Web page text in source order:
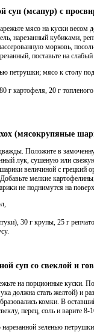
суп (мсапур) с
мясо на куски
нарезанный кубиками,
морковь,
поставьте на
петрушки; мясо к столу
г картофеля, 20 г
(мясокрупяные
дважды. Положите в
лук, сушеную или
величиной с грецкий
мелкие
не поднимутся на
30 г крупы, 25 г
суп со свеклой и
на порционные куски.
должна стать желтой) и
комки. В
перец, соль и варите 8-
зеленью петрушки.